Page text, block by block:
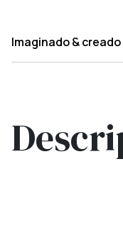
Imaginado &